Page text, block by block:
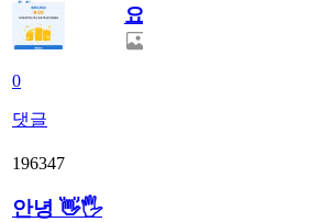
0
댓글
요.
196347
안녕 👋🖐